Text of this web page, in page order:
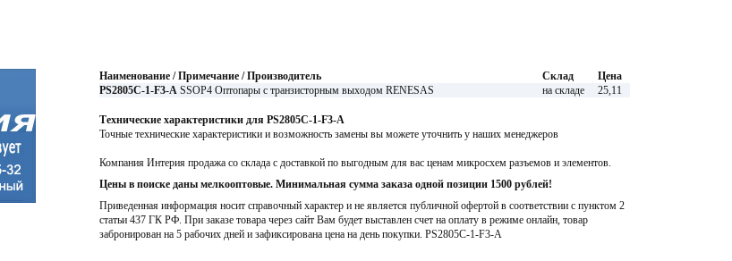
Наименование / Примечание / Производитель Склад
Цена
PS2805C-1-F3-A SSOP4 Оптопары с транзисторным выходом RENESAS на складе 25,11
Технические характеристики для PS2805C-1-F3-A
Точные технические характеристики и возможность замены вы можете уточнить у наших менеджеров
Компания Интерия продажа со склада с доставкой по выгодным для вас ценам микросхем разъемов и элементов.
Цены в поиске даны мелкооптовые. Минимальная сумма заказа одной позиции 1500 рублей!
Приведенная информация носит справочный характер и не является публичной офертой в соответствии с пунктом 2
статьи 437 ГК РФ. При заказе товара через сайт Вам будет выставлен счет на оплату в режиме онлайн, товар
забронирован на 5 рабочих дней и зафиксирована цена на день покупки. PS2805C-1-F3-A